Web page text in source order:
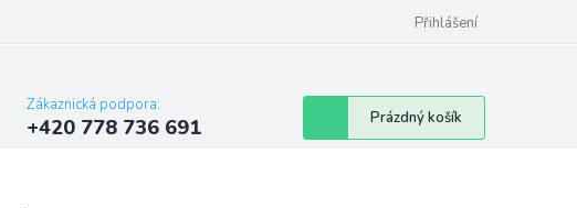
Přihlášení
Zákaznická podpora:
+420 778 736 691
Nákupní
košík
Prázdný košík